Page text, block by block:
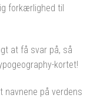
forkærlighed til
at få svar på, så
kortet!
navnene på verdens